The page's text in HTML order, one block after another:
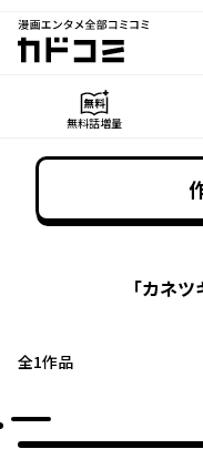
漫画エンタメ全部コミ
カドコミ
無料話増量
「カネツ
全1作品